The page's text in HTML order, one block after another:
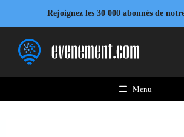
contenu
Rejoignez les 30 000 abonnés de
Menu